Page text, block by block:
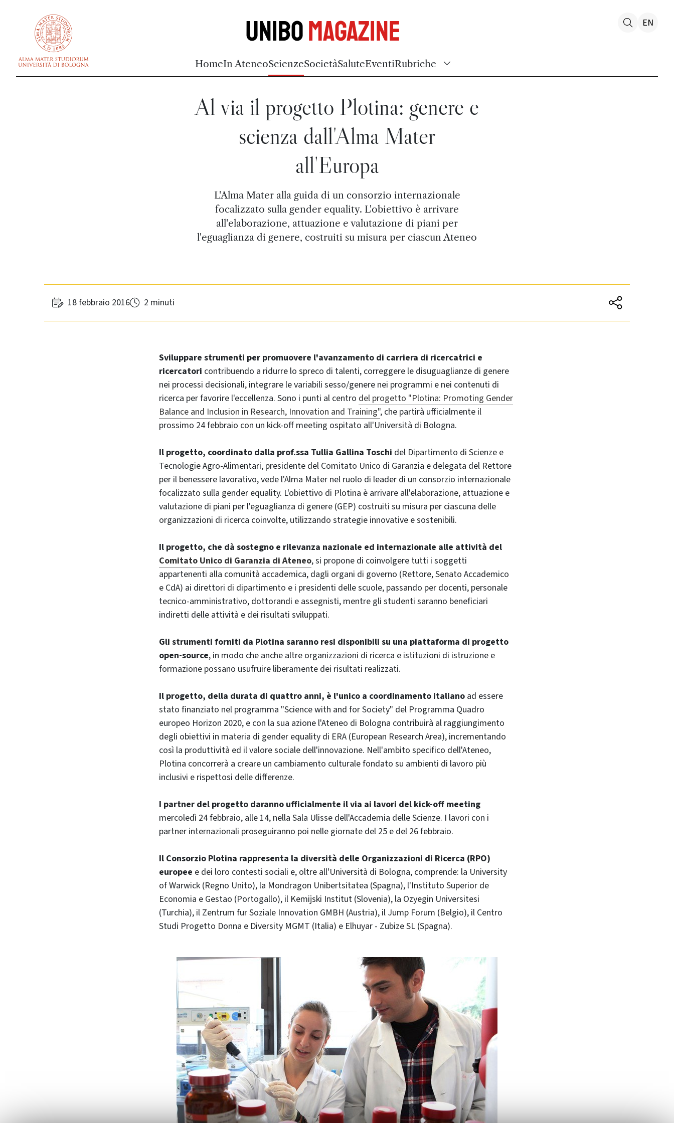
UniboMagazine
HomeIn AteneoScienzeSocietàSaluteEventiRubriche
EN
Al via il progetto Plotina: genere e
scienza dall'Alma Mater
all'Europa
L'Alma Mater alla guida di un consorzio internazionale
focalizzato sulla gender equality. L'obiettivo è arrivare
all'elaborazione, attuazione e valutazione di piani per
l'eguaglianza di genere, costruiti su misura per ciascun Ateneo
18 febbraio 2016 2 minuti
Sviluppare strumenti per promuovere l'avanzamento di carriera di ricercatrici e
ricercatori contribuendo a ridurre lo spreco di talenti, correggere le disuguaglianze di genere
nei processi decisionali, integrare le variabili sesso/genere nei programmi e nei contenuti di
ricerca per favorire l'eccellenza. Sono i punti al centro del progetto "Plotina: Promoting Gender
Balance and Inclusion in Research, Innovation and Training", che partirà ufficialmente il
prossimo 24 febbraio con un kick-off meeting ospitato all'Università di Bologna.
Il progetto, coordinato dalla prof.ssa Tullia Gallina Toschi del Dipartimento di Scienze e
Tecnologie Agro-Alimentari, presidente del Comitato Unico di Garanzia e delegata del Rettore
per il benessere lavorativo, vede l'Alma Mater nel ruolo di leader di un consorzio internazionale
focalizzato sulla gender equality. L'obiettivo di Plotina è arrivare all'elaborazione, attuazione e
valutazione di piani per l'eguaglianza di genere (GEP) costruiti su misura per ciascuna delle
organizzazioni di ricerca coinvolte, utilizzando strategie innovative e sostenibili.
Il progetto, che dà sostegno e rilevanza nazionale ed internazionale alle attività del
Comitato Unico di Garanzia di Ateneo, si propone di coinvolgere tutti i soggetti
appartenenti alla comunità accademica, dagli organi di governo (Rettore, Senato Accademico
e CdA) ai direttori di dipartimento e i presidenti delle scuole, passando per docenti, personale
tecnico-amministrativo, dottorandi e assegnisti, mentre gli studenti saranno beneficiari
indiretti delle attività e dei risultati sviluppati.
Gli strumenti forniti da Plotina saranno resi disponibili su una piattaforma di progetto
open-source, in modo che anche altre organizzazioni di ricerca e istituzioni di istruzione e
formazione possano usufruire liberamente dei risultati realizzati.
Il progetto, della durata di quattro anni, è l'unico a coordinamento italiano ad essere
stato finanziato nel programma "Science with and for Society" del Programma Quadro
europeo Horizon 2020, e con la sua azione l'Ateneo di Bologna contribuirà al raggiungimento
degli obiettivi in materia di gender equality di ERA (European Research Area), incrementando
così la produttività ed il valore sociale dell'innovazione. Nell'ambito specifico dell'Ateneo,
Plotina concorrerà a creare un cambiamento culturale fondato su ambienti di lavoro più
inclusivi e rispettosi delle differenze.
I partner del progetto daranno ufficialmente il via ai lavori del kick-off meeting
mercoledì 24 febbraio, alle 14, nella Sala Ulisse dell'Accademia delle Scienze. I lavori con i
partner internazionali proseguiranno poi nelle giornate del 25 e del 26 febbraio.
Il Consorzio Plotina rappresenta la diversità delle Organizzazioni di Ricerca (RPO)
europee e dei loro contesti sociali e, oltre all'Università di Bologna, comprende: la University
of Warwick (Regno Unito), la Mondragon Unibertsitatea (Spagna), l'Instituto Superior de
Economia e Gestao (Portogallo), il Kemijski Institut (Slovenia), la Ozyegin Universitesi
(Turchia), il Zentrum fur Soziale Innovation GMBH (Austria), il Jump Forum (Belgio), il Centro
Studi Progetto Donna e Diversity MGMT (Italia) e Elhuyar - Zubize SL (Spagna).